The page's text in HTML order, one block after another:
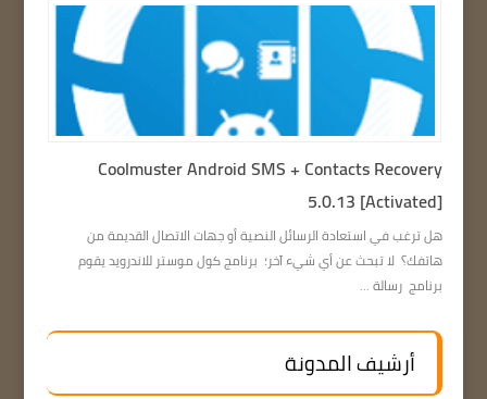
Coolmuster Android SMS + Contacts Recovery
5.0.13 [Activated]
هل ترغب في استعادة الرسائل النصية أو جهات الاتصال القديمة من
هاتفك؟ لا تبحث عن أي شيء آخر؛ برنامج كول موستر للاندرويد يقوم
برنامج رسالة ...
أرشيف المدونة